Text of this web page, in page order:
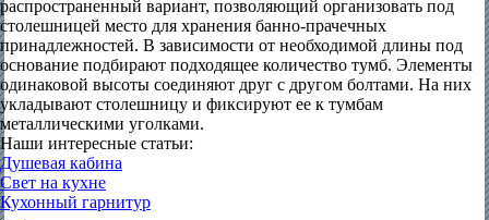
распространенный вариант, позволяющий организовать под
столешницей место для хранения банно-прачечных
принадлежностей. В зависимости от необходимой длины под
основание подбирают подходящее количество тумб. Элементы
одинаковой высоты соединяют друг с другом болтами. На них
укладывают столешницу и фиксируют ее к тумбам
металлическими уголками.
Наши интересные статьи:
Душевая кабина
Свет на кухне
Кухонный гарнитур